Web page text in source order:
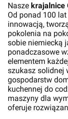
Nasze krajalnice
Od ponad 100 lat
innowacją,
pokolenia na
sobie niemiecką
ponadczasowe
elementem
szukasz solidnej
gospodarstw
kuchennej do
maszyny dla
oferuje